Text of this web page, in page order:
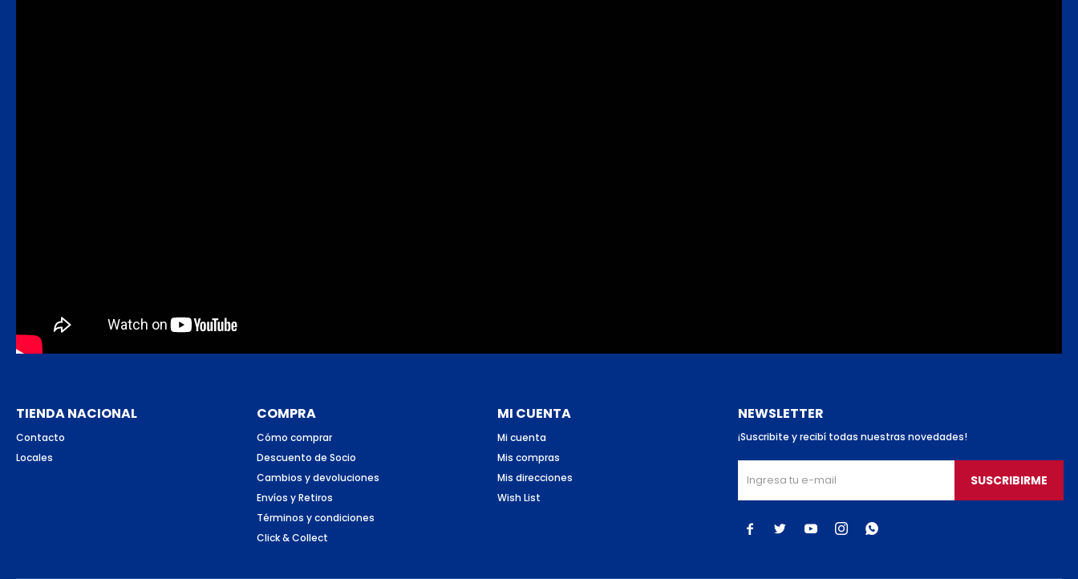
TIENDA NACIONAL
Contacto
Locales
COMPRA
Cómo comprar
Descuento de Socio
Cambios y devoluciones
Envíos y Retiros
Términos y condiciones
Click & Collect
MI CUENTA
Mi cuenta
Mis compras
Mis direcciones
Wish List
NEWSLETTER
¡Suscribite y recibí todas nuestras novedades!
SUSCRIBIRME
    